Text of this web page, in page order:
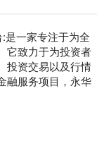
是一家专注于为全
它致力于为投资者
投资交易以及行情
融服务项目，永华